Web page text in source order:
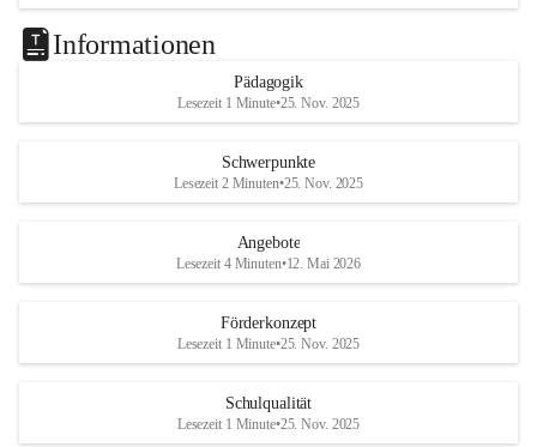
Informationen
Pädagogik
Lesezeit 1 Minute•25. Nov. 2025
Schwerpunkte
Lesezeit 2 Minuten•25. Nov. 2025
Angebote
Lesezeit 4 Minuten•12. Mai 2026
Förderkonzept
Lesezeit 1 Minute•25. Nov. 2025
Schulqualität
Lesezeit 1 Minute•25. Nov. 2025